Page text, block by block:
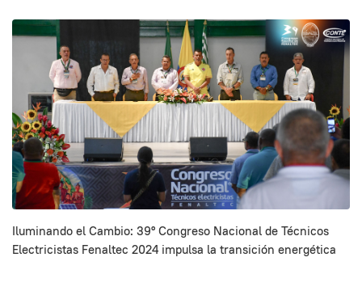
Iluminando el Cambio: 39º Congreso Nacional de Técnicos
Electricistas Fenaltec 2024 impulsa la transición energética